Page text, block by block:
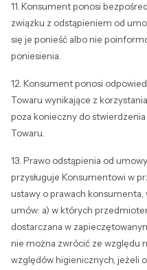
11. Konsument ponosi
związku z odstąpieniem od
się je ponieść albo nie
poniesienia.
12. Konsument ponosi
Towaru wynikające z
poza konieczny do
Towaru.
13. Prawo odstąpienia od
przysługuje Konsumentowi w
ustawy o prawach
umów: a) w których
dostarczana w
nie można zwrócić ze względu
względów higienicznych, jeżeli